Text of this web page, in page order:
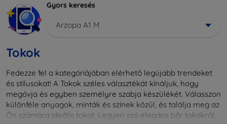
Gyors keresés
Arzopa A1 M
Tokok
Fedezze fel a kategóriájában elérhető legújabb trendeket
és stílusokat! A Tokok széles választékát kínáljuk, hogy
megóvja és egyben személyre szabja készülékét. Válasszon
különféle anyagok, minták és színek közül, és találja meg az
Ön számára ideális tokot. Legyen szó elegáns bőr tokokról,